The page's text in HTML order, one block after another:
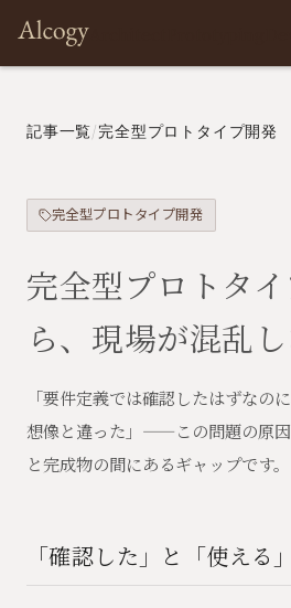
記事一覧/完全型プロトタイプ開発
完全型プロトタイプ開発
完全型プロトタ
ら、現場が混乱
「要件定義では確認したはずなの
想像と違った」——この問題の原
と完成物の間にあるギャップです。
「確認した」と「使える